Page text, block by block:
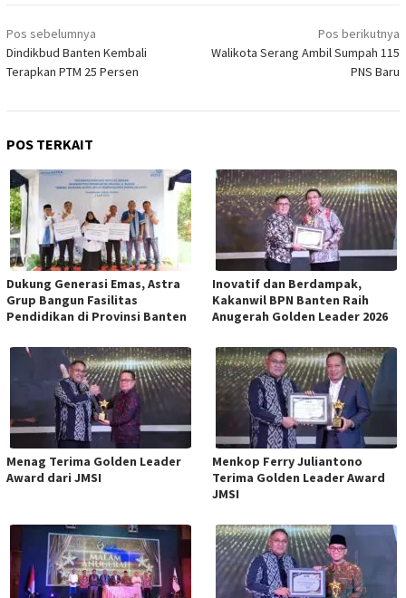
Navigasi
pos
Pos sebelumnya
Dindikbud Banten Kembali
Terapkan PTM 25 Persen
Pos berikutnya
Walikota Serang Ambil Sumpah 115
PNS Baru
POS TERKAIT
Dukung Generasi Emas, Astra
Grup Bangun Fasilitas
Pendidikan di Provinsi Banten
Inovatif dan Berdampak,
Kakanwil BPN Banten Raih
Anugerah Golden Leader 2026
Menag Terima Golden Leader
Award dari JMSI
Menkop Ferry Juliantono
Terima Golden Leader Award
JMSI